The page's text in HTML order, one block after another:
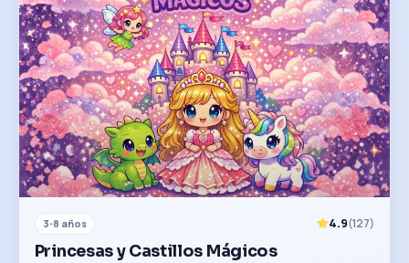
3-8 años 4.9(127)
Princesas y Castillos Mágicos